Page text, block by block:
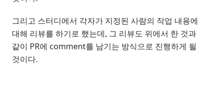
그리고 스터디에서 각자가 지정된 사람의 작업 내용에
대해 리뷰를 하기로 했는데, 그 리뷰도 위에서 한 것과
같이 PR에 comment를 남기는 방식으로 진행하게 될
것이다.